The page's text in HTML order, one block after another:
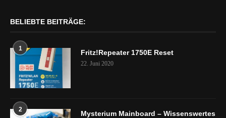
BELIEBTE BEITRÄGE:
1 Fritz!Repeater 1750E Reset
22. Juni 2020
2
Mysterium Mainboard – Wissenswertes